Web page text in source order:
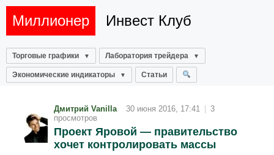
Миллионер Инвест Клуб
Торговые графики Лаборатория трейдера
Экономические индикаторы Статьи
Дмитрий Vanilla 30 июня 2016, 17:41
3
просмотров
Проект Яровой — правительство
хочет контролировать массы